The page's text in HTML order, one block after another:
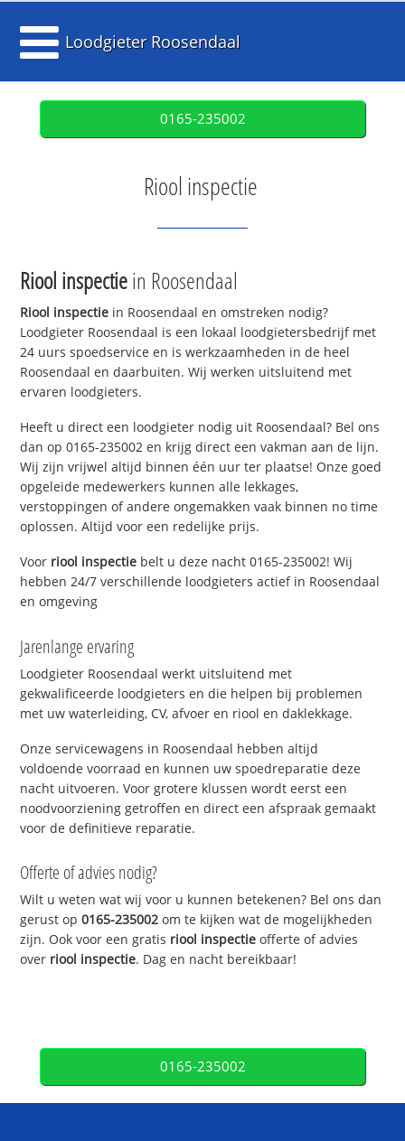
Loodgieter Roosendaal
0165-235002
Riool inspectie
Riool inspectiein Roosendaal
Riool inspectie in Roosendaal en omstreken nodig?
Loodgieter Roosendaal is een lokaal loodgietersbedrijf met
24 uurs spoedservice en is werkzaamheden in de heel
Roosendaal en daarbuiten. Wij werken uitsluitend met
ervaren loodgieters.
Heeft u direct een loodgieter nodig uit Roosendaal? Bel ons
dan op 0165-235002 en krijg direct een vakman aan de lijn.
Wij zijn vrijwel altijd binnen één uur ter plaatse! Onze goed
opgeleide medewerkers kunnen alle lekkages,
verstoppingen of andere ongemakken vaak binnen no time
oplossen. Altijd voor een redelijke prijs.
Voor riool inspectie belt u deze nacht 0165-235002! Wij
hebben 24/7 verschillende loodgieters actief in Roosendaal
en omgeving
Jarenlange ervaring
Loodgieter Roosendaal werkt uitsluitend met
gekwalificeerde loodgieters en die helpen bij problemen
met uw waterleiding, CV, afvoer en riool en daklekkage.
Onze servicewagens in Roosendaal hebben altijd
voldoende voorraad en kunnen uw spoedreparatie deze
nacht uitvoeren. Voor grotere klussen wordt eerst een
noodvoorziening getroffen en direct een afspraak gemaakt
voor de definitieve reparatie.
Offerte of advies nodig?
Wilt u weten wat wij voor u kunnen betekenen? Bel ons dan
gerust op0165-235002 om te kijken wat de mogelijkheden
zijn. Ook voor een gratis riool inspectie offerte of advies
over riool inspectie. Dag en nacht bereikbaar!
0165-235002